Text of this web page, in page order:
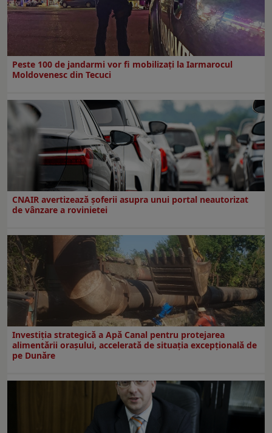
Peste 100 de jandarmi vor fi mobilizați la Iarmarocul
Moldovenesc din Tecuci
CNAIR avertizează șoferii asupra unui portal neautorizat
de vânzare a rovinietei
Investiția strategică a Apă Canal pentru protejarea
alimentării orașului, accelerată de situația excepțională de
pe Dunăre